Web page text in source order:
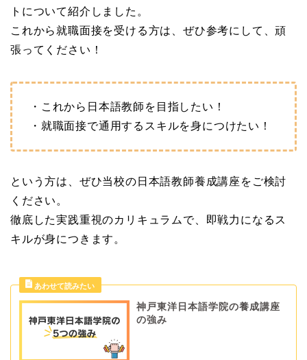
トについて紹介しました。
これから就職面接を受ける方は、ぜひ参考にして、頑
張ってください！
・これから日本語教師を目指したい！
・就職面接で通用するスキルを身につけたい！
という方は、ぜひ当校の日本語教師養成講座をご検討
ください。
徹底した実践重視のカリキュラムで、即戦力になるス
キルが身につきます。
神戸東洋日本語学院の養成講座
の強み